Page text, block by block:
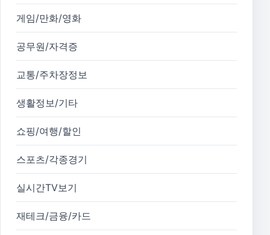
게임/만화/영화
공무원/자격증
교통/주차장정보
생활정보/기타
쇼핑/여행/할인
스포츠/각종경기
실시간TV보기
재테크/금융/카드